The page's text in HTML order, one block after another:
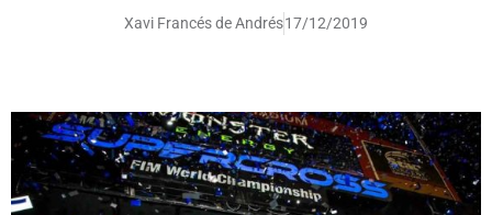
Xavi Francés de Andrés17/12/2019